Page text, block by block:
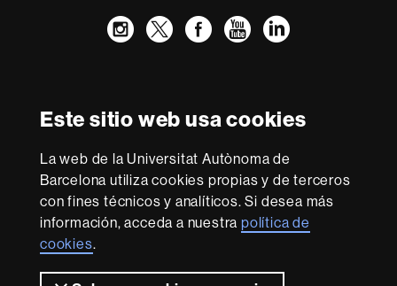
Este sitio web usa cookies
La web de la Universitat Autònoma de
Barcelona utiliza cookies propias y de terceros
con fines técnicos y analíticos. Si desea más
información, acceda a nuestrapolítica de
cookies.
Instagram
TwitterFacebook
Youtube
LinkedIn
Excellence
Research
-
Euraxess
Con la financiación de
Sobre
esta